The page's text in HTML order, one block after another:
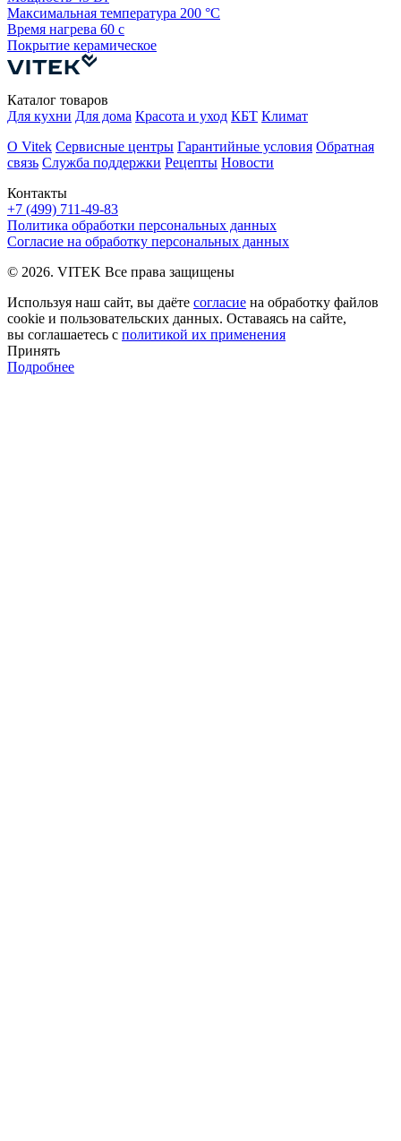
Максимальная температура 200 °С
Время нагрева 60 с
Покрытие керамическое
Контакты
+7 (499) 711-49-83
Каталог товаров
Для кухни Для дома Красота и уход КБТ Климат
О Vitek Сервисные центры Гарантийные условия Обратная
связь Служба поддержки Рецепты Новости
Политика обработки персональных данных
Согласие на обработку персональных данных
© 2026. VITEK Все права защищены
Используя наш сайт, вы даёте согласие на обработку файлов
cookie и пользовательских данных. Оставаясь на сайте,
вы соглашаетесь с политикой их применения
Принять
Подробнее